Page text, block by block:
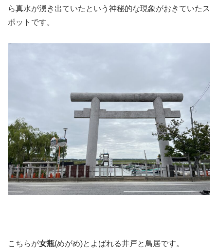
ら真水が湧き出ていたという神秘的な現象がおきていたス
ポットです。
こちらが女瓶(めがめ)とよばれる井戸と鳥居です。